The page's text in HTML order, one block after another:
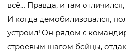
всё… Правда, и там
И когда демобилизовался,
устроил! Он рядом с
строевым шагом бойцы,